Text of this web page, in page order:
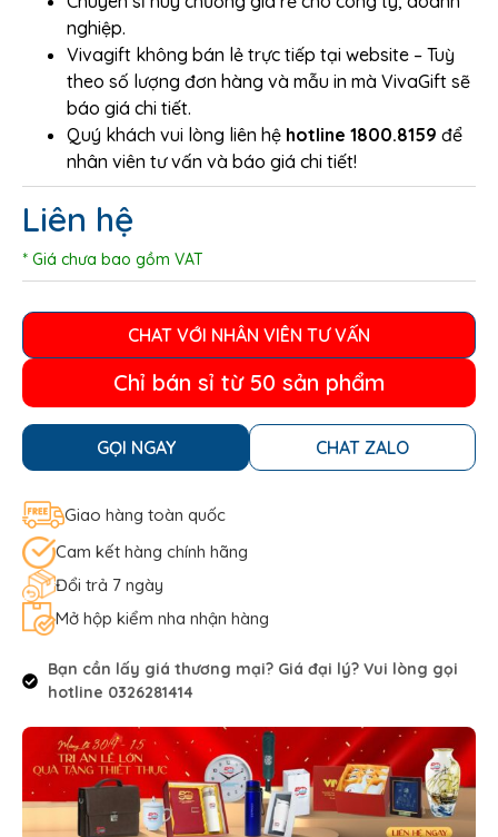
nghiệp.
Vivagift không bán lẻ trực tiếp tại website – Tuỳ
theo số lượng đơn hàng và mẫu in mà VivaGift sẽ
báo giá chi tiết.
Quý khách vui lòng liên hệ hotline 1800.8159 để
nhân viên tư vấn và báo giá chi tiết!
Liên hệ
* Giá chưa bao gồm VAT
CHAT VỚI NHÂN VIÊN TƯ VẤN
Chỉ bán sỉ từ 50 sản phẩm
GỌI NGAY CHAT ZALO
Giao hàng toàn quốc
Cam kết hàng chính hãng
Đổi trả 7 ngày
Mở hộp kiểm nha nhận hàng
Bạn cần lấy giá thương mại? Giá đại lý? Vui lòng gọi
hotline 0326281414